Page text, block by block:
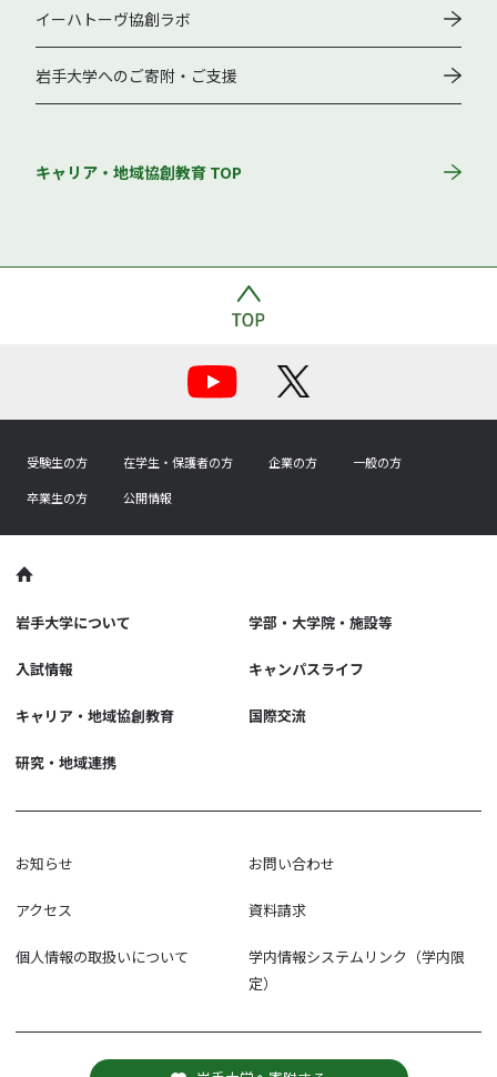
イーハトーヴ協創ラボ
岩手大学へのご寄附・ご支援
キャリア・地域協創教育 TOP
受験生の方 在学生・保護者の方 企業の方
一般の方
卒業生の方
公開情報
岩手大学について 学部・大学院・施設等
入試情報 キャンパスライフ
キャリア・地域協創教育 国際交流
研究・地域連携
お知らせ お問い合わせ
アクセス 資料請求
個人情報の取扱いについて
学内情報システムリンク（学内限
定）